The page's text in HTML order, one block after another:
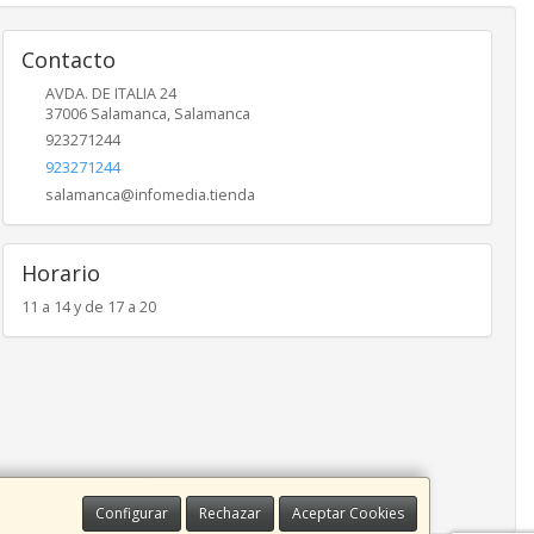
Configurar Rechazar Aceptar Cookies
Contacto
AVDA. DE ITALIA 24
37006 Salamanca, Salamanca
923271244
923271244
salamanca@infomedia.tienda
Horario
11 a 14 y de 17 a 20